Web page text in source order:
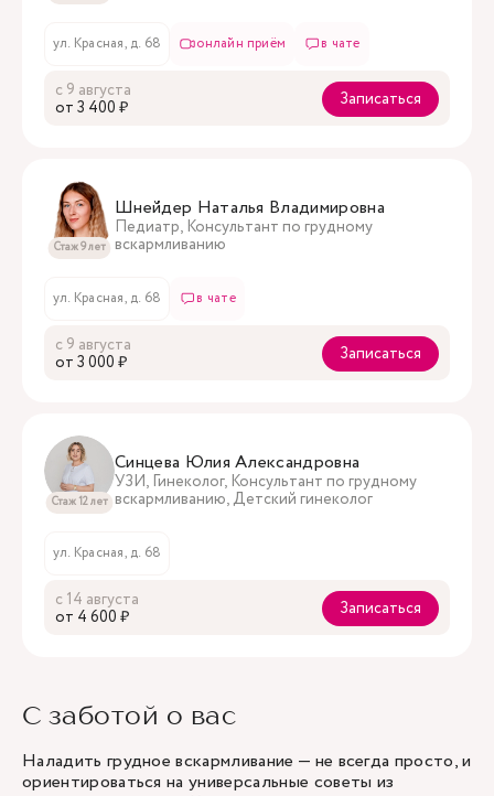
ул. Красная, д. 68 онлайн приём в чате
с 9 августа
oт 3 400 ₽
Записаться
Стаж 9 лет
Шнейдер Наталья Владимировна
Педиатр, Консультант по грудному
вскармливанию
ул. Красная, д. 68 в чате
с 9 августа
oт 3 000 ₽
Записаться
Стаж 12 лет
Синцева Юлия Александровна
УЗИ, Гинеколог, Консультант по грудному
вскармливанию, Детский гинеколог
ул. Красная, д. 68
с 14 августа
oт 4 600 ₽
Записаться
С заботой о вас
Наладить грудное вскармливание — не всегда просто, и
ориентироваться на универсальные советы из